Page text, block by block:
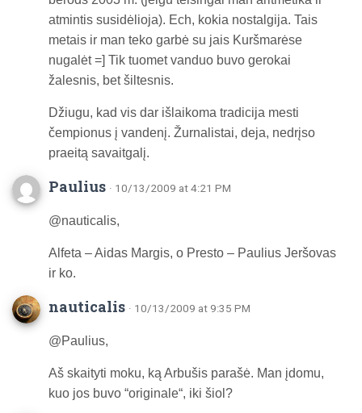
atmintis susidėlioja). Ech, kokia nostalgija. Tais
metais ir man teko garbė su jais Kuršmarėse
nugalėt =] Tik tuomet vanduo buvo gerokai
žalesnis, bet šiltesnis.
Džiugu, kad vis dar išlaikoma tradicija mesti
čempionus į vandenį. Žurnalistai, deja, nedrįso
praeitą savaitgalį.
Paulius · 10/13/2009 at 4:21 PM
@nauticalis,
Alfeta – Aidas Margis, o Presto – Paulius Jeršovas
ir ko.
nauticalis · 10/13/2009 at 9:35 PM
@Paulius,
Aš skaityti moku, ką Arbušis parašė. Man įdomu,
kuo jos buvo “originale“, iki šiol?